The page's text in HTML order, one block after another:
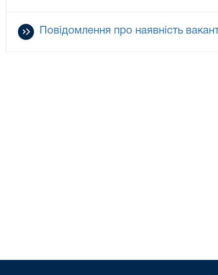
Повідомлення про наявність